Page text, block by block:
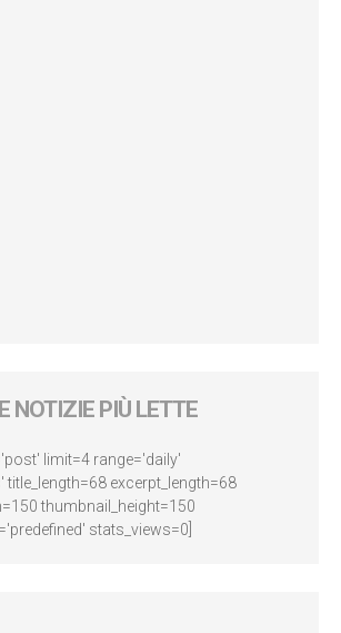
NOTIZIE PIÙ LETTE
limit=4 range='daily'
title_length=68 excerpt_length=68
thumbnail_height=150
stats_views=0]